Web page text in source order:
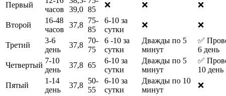
Первый
часов
39,0 85
❌ ❌ ❌
Второй
16-48
часов
37,8
75-
85
6-10 за
сутки
❌ ❌
Третий
3-6
день
37,8
70-
75
6 -10 за
сутки
Дважды по 5
минут
✅
6 день
Четвертый
7-10
день
37,8 65
6-10 за
сутки
Дважды по 5
минут
✅
10 день
Пятый
1-14
день
37,8
50-
55
6-10 за
сутки
Дважды по 10
минут
❌